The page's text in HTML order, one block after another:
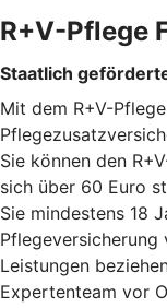
R+V-Pflege
Staatlich
Mit dem R+V-
Sie können den
sich über 60 Euro
Sie mindestens 18
Leistungen
Expertenteam vor